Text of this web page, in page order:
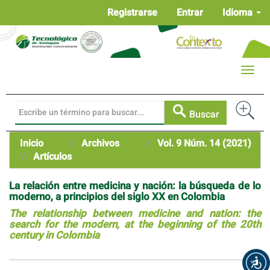
Contenido
principal
Idioma
Registrarse Entrar
Buscar
Toggle
Inicio Archivos
Vol. 9 Núm. 14 (2021)
Artículos
La relación entre medicina y nación: la búsqueda de lo
moderno, a principios del siglo XX en Colombia
The relationship between medicine and nation: the
search for the modern, at the beginning of the 20th
century in Colombia
Barra